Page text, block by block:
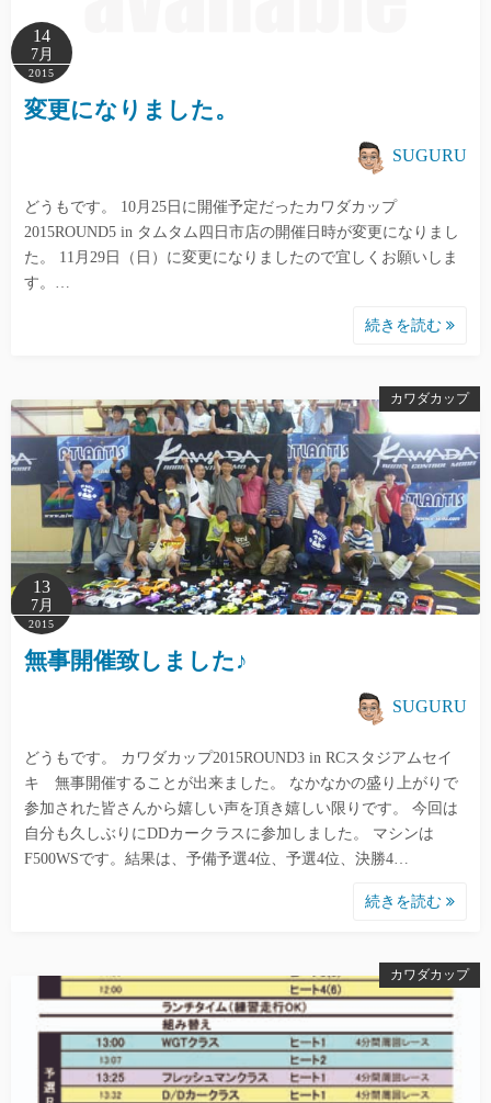
14
7月
2015
変更になりました。
SUGURU
どうもです。 10月25日に開催予定だったカワダカップ
2015ROUND5 in タムタム四日市店の開催日時が変更になりまし
た。 11月29日（日）に変更になりましたので宜しくお願いしま
す。…
続きを読む
カワダカップ
13
7月
2015
無事開催致しました♪
SUGURU
どうもです。 カワダカップ2015ROUND3 in RCスタジアムセイ
キ 無事開催することが出来ました。 なかなかの盛り上がりで
参加された皆さんから嬉しい声を頂き嬉しい限りです。 今回は
自分も久しぶりにDDカークラスに参加しました。 マシンは
F500WSです。結果は、予備予選4位、予選4位、決勝4…
続きを読む
カワダカップ